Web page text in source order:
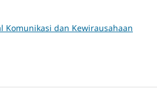
Komunikasi dan Kewirausahaan